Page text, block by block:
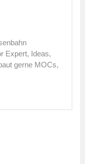
Expert, Ideas,
gerne MOCs,